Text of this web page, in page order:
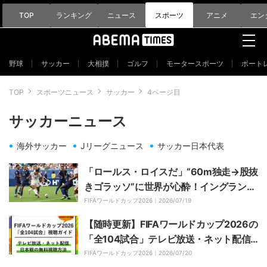
TOP ランキング ニュース スポーツ アニメ エン
野球 サッカー 大相撲 ゴルフ モータースポーツ ボート
TOP スポーツニュース サッカー 4ページ目
サッカーニュース
海外サッカー Jリーグニュース サッカー日本代表
「ロールス・ロイスだ」“60m独走→股抜
きゴラッソ”に世界が心酔！イングランド
10番が「まるでジダン」「ありえない」
【W杯】
FIFAワールドカップ2026｜ 2026/07/19
【随時更新】FIFAワールドカップ2026の
「全104試合」テレビ放送・ネット配信
まとめ｜日本時間キックオフ｜日本戦の
FIFAワールドカップ2026｜ 2026/07/20